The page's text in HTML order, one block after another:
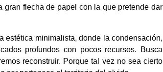
gran flecha de papel con la que pretende dar
estética minimalista, donde la condensación,
profundos con pocos recursos. Busca
reconstruir. Porque tal vez no sea cierto